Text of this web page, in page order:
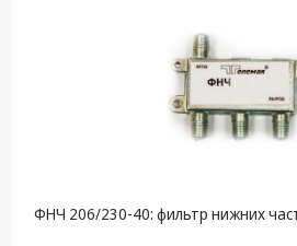
ФНЧ 206/230-40: фильтр нижних